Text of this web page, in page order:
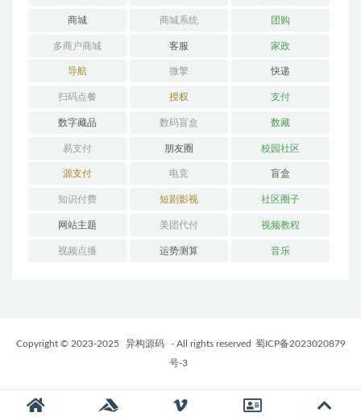
商城 商城系统 团购
多商户商城 客服 家政
导航 微擎 快递
扫码点餐 授权 支付
数字藏品 数码盲盒 数藏
易支付 朋友圈 校园社区
源支付 电竞 盲盒
知识付费 短剧影视 社区圈子
网站主题 美团代付 视频教程
视频点播 运势测算 音乐
Copyright © 2023-2025 异构源码 - All rights reserved 蜀ICP备2023020879
号-3